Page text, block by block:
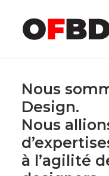
C O NTACT
Nous
Design.
Nous
à l’agilité